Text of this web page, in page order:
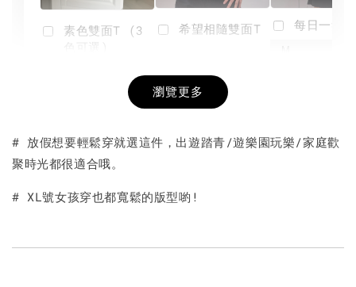
素色雙面T (3
+
希望相隨雙面T
NT$ 190
-
每日一笑
瀏覽更多
# 放假想要輕鬆穿就選這件，出遊踏青/遊樂園玩樂/家庭歡
聚時光都很適合哦。
# XL號女孩穿也都寬鬆的版型喲!